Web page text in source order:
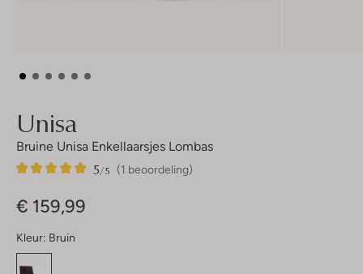
Unisa
Bruine Unisa Enkellaarsjes Lombas
(1 beoordeling)
5/5
1
5
€ 159,99
Kleur: Bruin